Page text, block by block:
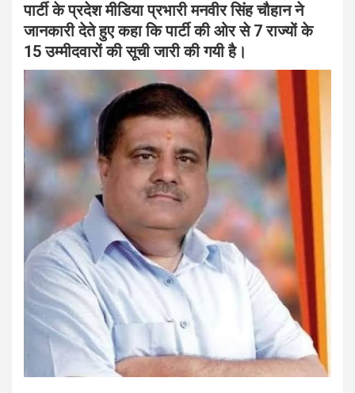
पार्टी के प्रदेश मीडिया प्रभारी मनवीर सिंह चौहान ने
जानकारी देते हुए कहा कि पार्टी की ओर से 7 राज्यों के
15 उम्मीदवारों की सूची जारी की गयी है।